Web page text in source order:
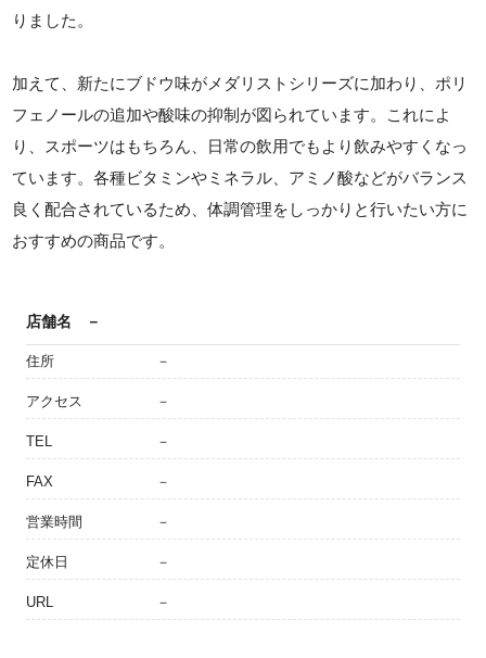
りました。
加えて、新たにブドウ味がメダリストシリーズに加わり、ポリ
フェノールの追加や酸味の抑制が図られています。これによ
り、スポーツはもちろん、日常の飲用でもより飲みやすくなっ
ています。各種ビタミンやミネラル、アミノ酸などがバランス
良く配合されているため、体調管理をしっかりと行いたい方に
おすすめの商品です。
店舗名 －
住所 －
アクセス －
TEL －
FAX －
営業時間 －
定休日 －
URL －